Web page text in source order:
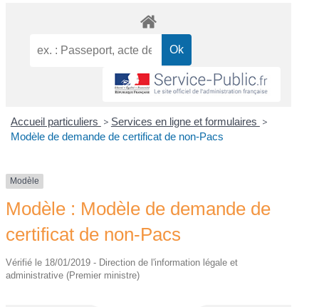
Accueil particuliers > Services en ligne et formulaires >
Modèle de demande de certificat de non-Pacs
Modèle
Modèle : Modèle de demande de
certificat de non-Pacs
Vérifié le 18/01/2019 - Direction de l'information légale et
administrative (Premier ministre)